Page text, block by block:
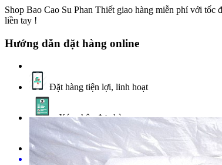
Shop Bao Cao Su Phan Thiết giao hàng miễn phí với tốc
liền tay !
Hướng dẫn đặt hàng online
Đặt hàng tiện lợi, linh hoạt
Xác nhận đơn hàng
Thanh toán qua thẻ
Có thể tham khảo chi tiết tại đây